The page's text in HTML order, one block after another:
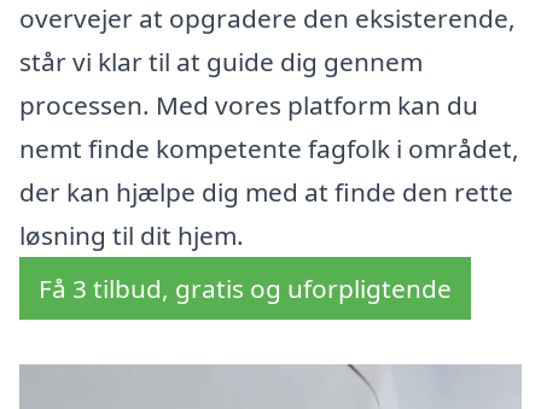
overvejer at opgradere den eksisterende,
står vi klar til at guide dig gennem
processen. Med vores platform kan du
nemt finde kompetente fagfolk i området,
der kan hjælpe dig med at finde den rette
løsning til dit hjem.
Få 3 tilbud, gratis og uforpligtende